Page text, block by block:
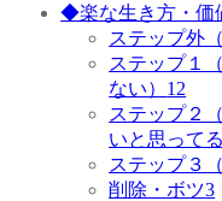
◆楽な生き方・価
ステップ外
ステップ１
ない） 12
ステップ２
いと思って
ステップ３
削除・ボツ3